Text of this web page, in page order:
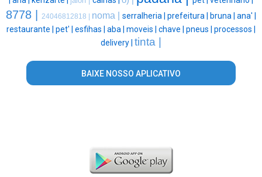
8778 | 24046812818 | noma | serralheria | prefeitura | bruna | ana' |
restaurante | pet' | esfihas | aba | moveis | chave | pneus | processos |
delivery | tinta |
BAIXE NOSSO APLICATIVO